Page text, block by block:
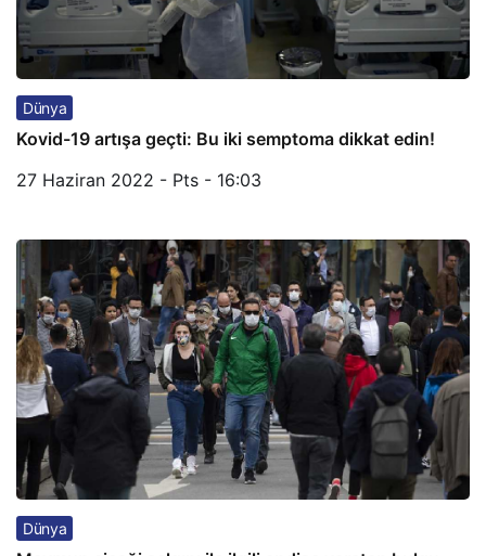
Dünya
Kovid-19 artışa geçti: Bu iki semptoma dikkat edin!
27 Haziran 2022 - Pts - 16:03
Dünya